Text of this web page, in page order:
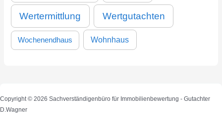
Wertermittlung Wertgutachten
Wochenendhaus Wohnhaus
Copyright © 2026 Sachverständigenbüro für Immobilienbewertung - Gutachter
D.Wagner